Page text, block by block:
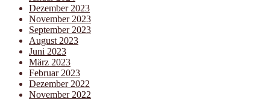
Dezember 2023
November 2023
September 2023
August 2023
Juni 2023
März 2023
Februar 2023
Dezember 2022
November 2022